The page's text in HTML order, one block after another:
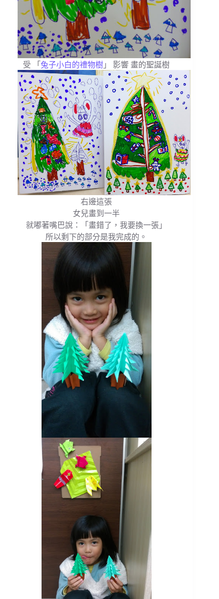
受 「 兔子小白的禮物樹 」 影響 畫的聖誕樹
右邊這張
女兒畫到一半
就嘟著嘴巴說：「畫錯了，我要換一張」
所以剩下的部分是我完成的。